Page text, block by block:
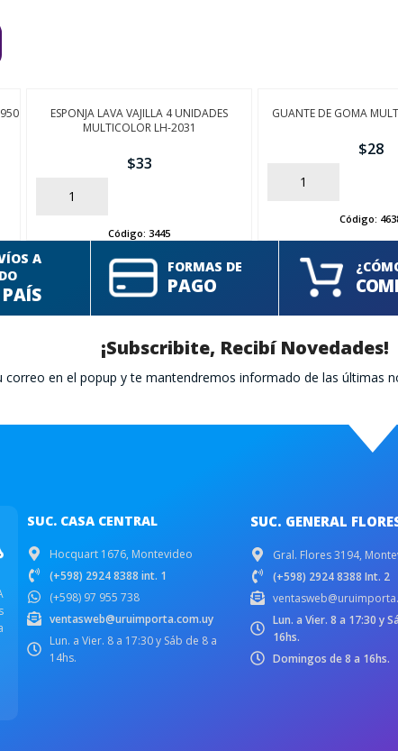
ESPONJA LAVA VAJILLA 4 UNIDADES
MULTICOLOR LH-2031
$33
AÑADIR
Código:3445
GUANTE DE GOMA
$28
AÑADIR
Código:
A
PAÍS
FORMAS DE
PAGO
¡Subscribite, Recibí Novedades!
correo en el popup y te mantendremos informado de las últimas
SUC. CASA CENTRAL
Hocquart 1676, Montevideo
(+598) 2924 8388 int. 1
(+598) 97 955 738
ventasweb@uruimporta.com.uy
Lun. a Vier. 8 a 17:30 y Sáb de 8 a
14hs.
SUC. GENERAL
Gral. Flores 3194,
(+598) 2924 8388 Int. 2
Lun. a Vier. 8 a 17:30 y
16hs.
Domingos de 8 a 16hs.